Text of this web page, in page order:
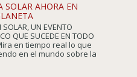
SOLAR AHORA EN
UN EVENTO
QUE SUCEDE EN TODO
en tiempo real lo que
en el mundo sobre la